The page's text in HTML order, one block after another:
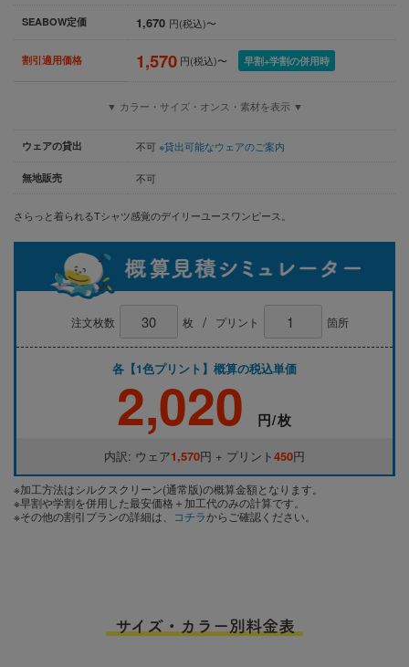
SEABOW定価 1,670 円(税込)〜
割引適用価格 1,570 円(税込)〜 早割+学割の併用時
▼ カラー・サイズ・オンス・素材を表示 ▼
ウェアの貸出 不可 ※貸出可能なウェアのご案内
無地販売 不可
さらっと着られるTシャツ感覚のデイリーユースワンピース。
注文枚数 枚 / プリント 箇所
各【1色プリント】概算の税込単価
2,020 円/枚
内訳: ウェア1,570円 + プリント450円
※加工方法はシルクスクリーン(通常版)の概算金額となります。
※早割や学割を併用した最安価格＋加工代のみの計算です。
※その他の割引プランの詳細は、
コチラからご確認ください。
サイズ・カラー別料金表